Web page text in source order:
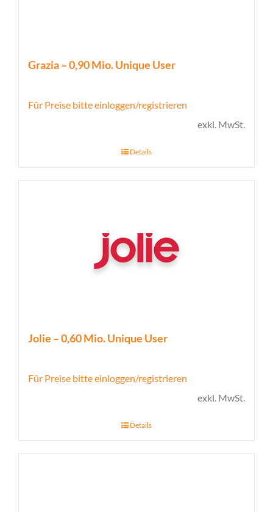
Grazia – 0,90 Mio. Unique User
Für Preise bitte einloggen/registrieren
exkl. MwSt.
Details
Jolie – 0,60 Mio. Unique User
Für Preise bitte einloggen/registrieren
exkl. MwSt.
Details